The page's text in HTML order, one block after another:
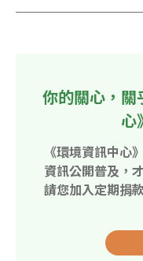
你的關心，
心
《環境資訊中心
資訊公開普及，
請您加入定期捐